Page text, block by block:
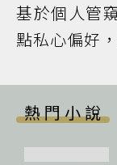
基於個人管
點私心偏好
熱門小說